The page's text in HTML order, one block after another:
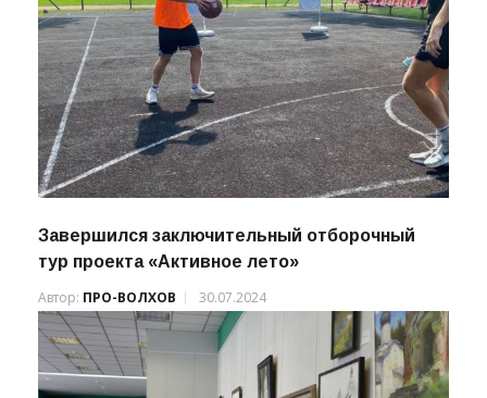
Завершился заключительный отборочный
тур проекта «Активное лето»
Автор: ПРО-ВОЛХОВ 30.07.2024